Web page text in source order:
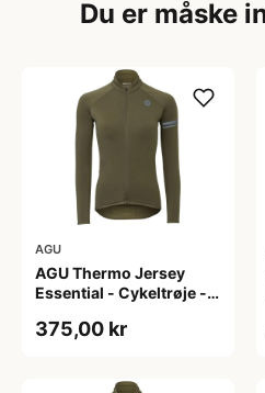
Du er måske
AGU
AGU Thermo Jersey
Essential - Cykeltrøje -
L
375,00 kr